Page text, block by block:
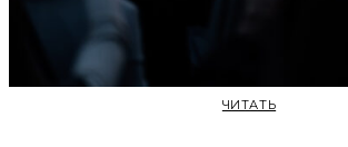
ЧИТАТЬ